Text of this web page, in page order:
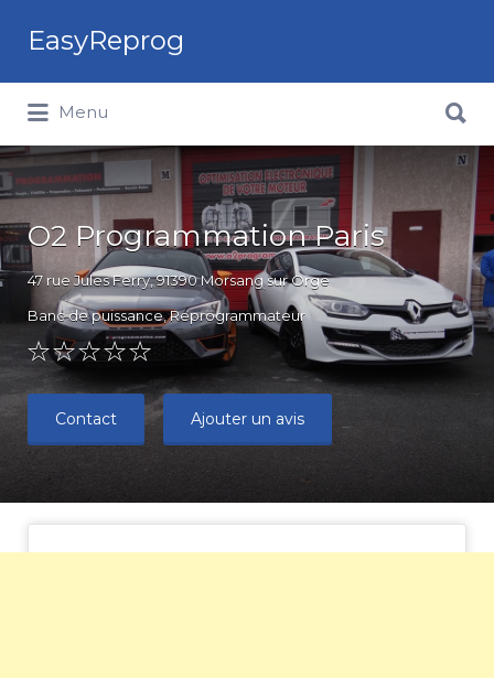
EasyReprog
Menu
O2 Programmation Paris
47 rue Jules Ferry, 91390 Morsang sur Orge
Banc de puissance,Reprogrammateur
Contact Ajouter un avis